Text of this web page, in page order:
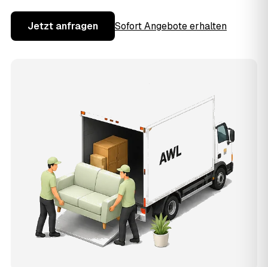
Jetzt anfragen Sofort Angebote erhalten